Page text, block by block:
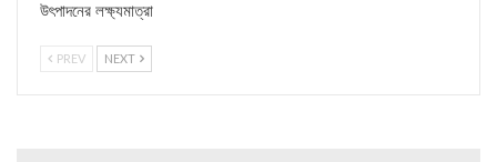
উৎপাদনের লক্ষ্যমাত্রা
PREV NEXT